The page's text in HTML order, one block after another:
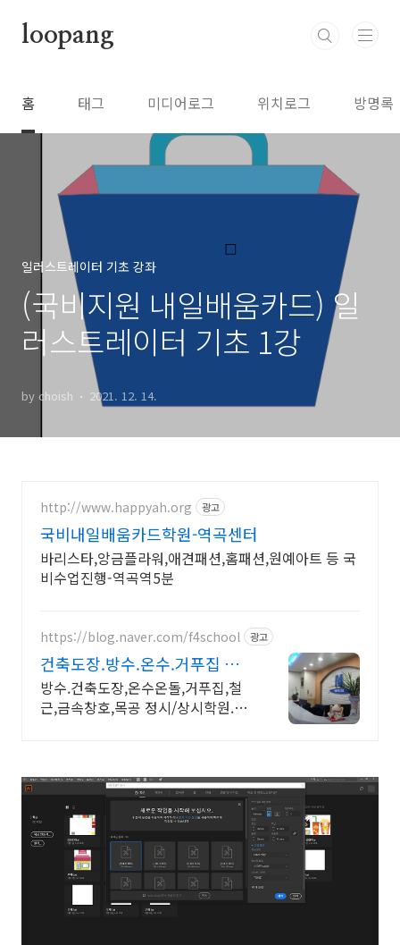
loopang
홈 태그 미디어로그 위치로그 방명록
일러스트레이터 기초 강좌
(국비지원 내일배움카드) 일
러스트레이터 기초 1강
by choish 2021. 12. 14.
http://www.happyah.org 광고
국비내일배움카드학원-역곡센터
바리스타,앙금플라워,애견패션,홈패션,원예아트 등 국
비수업진행-역곡역5분
https://blog.naver.com/f4school 광고
건축도장.방수.온수.거푸집 철
근.내일배움카드정부지원
방수.건축도장,온수온돌,거푸집,철
근,금속창호,목공 정시/상시학원.원